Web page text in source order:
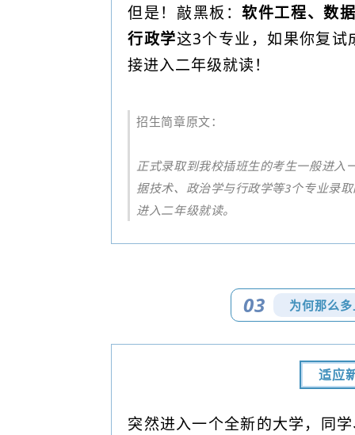
但是！敲黑板：软件工程、数
行政学这3个专业，如果你复
接进入二年级就读！
招生简章原文：
正式录取到我校插班生的考生一般进入
据技术、政治学与行政学等3个专业录
进入二年级就读。
03 为何那么
适应
突然进入一个全新的大学，同